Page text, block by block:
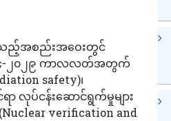
ေသည့်အစည်းအဝေးတွင်
၂၄-၂၀၂၉ ကာလလတ်အတွက်
safety)၊
လုပ်ငန်းဆောင်ရွက်မှုများ
verification and